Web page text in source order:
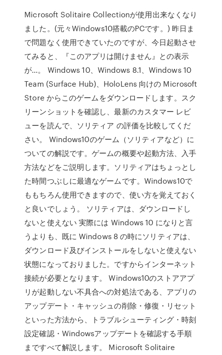
Microsoft Solitaire Collectionが使用出来なくなり
ました。(元々Windows10搭載のPCです。) 昨日ま
で問題なく使用できていたのですが、今日起動させ
てみると、『このアプリは開けません』との表示
が…。 Windows 10、Windows 8.1、Windows 10
Team (Surface Hub)、HoloLens 向けの Microsoft
Store からこのゲームをダウンロードします。スク
リーンショットを確認し、最新のカスタマー レビ
ューを読んで、ソリティア の評価を比較してくだ
さい。 Windows10のゲーム（ソリティアなど）に
ついての解説です。ゲームの概要や起動方法、入手
方法などをご説明します。ソリティアはちょっとし
た時間つぶしに最適なゲームです。Windows10で
ももちろん使用できますので、使い方を覚えておく
と良いでしょう。 ソリティアは、ダウンロードし
ないと使えない 実際には Windows 10 になりと言
うよりも、既に Windows 8 の時にソリティアは、
ダウンロード及びインストールをしないと使えない
状態になっておりました。ですからインターネット
接続が必要となります。 Windows10のストアアプ
リが起動しない不具合への対処法である、アプリの
アップデート・キャッシュの削除・修復・リセット
といった方法から、トラブルシューティング・時刻
設定確認・Windowsアップデートを確認する手順
まですべて解説します。 Microsoft Solitaire